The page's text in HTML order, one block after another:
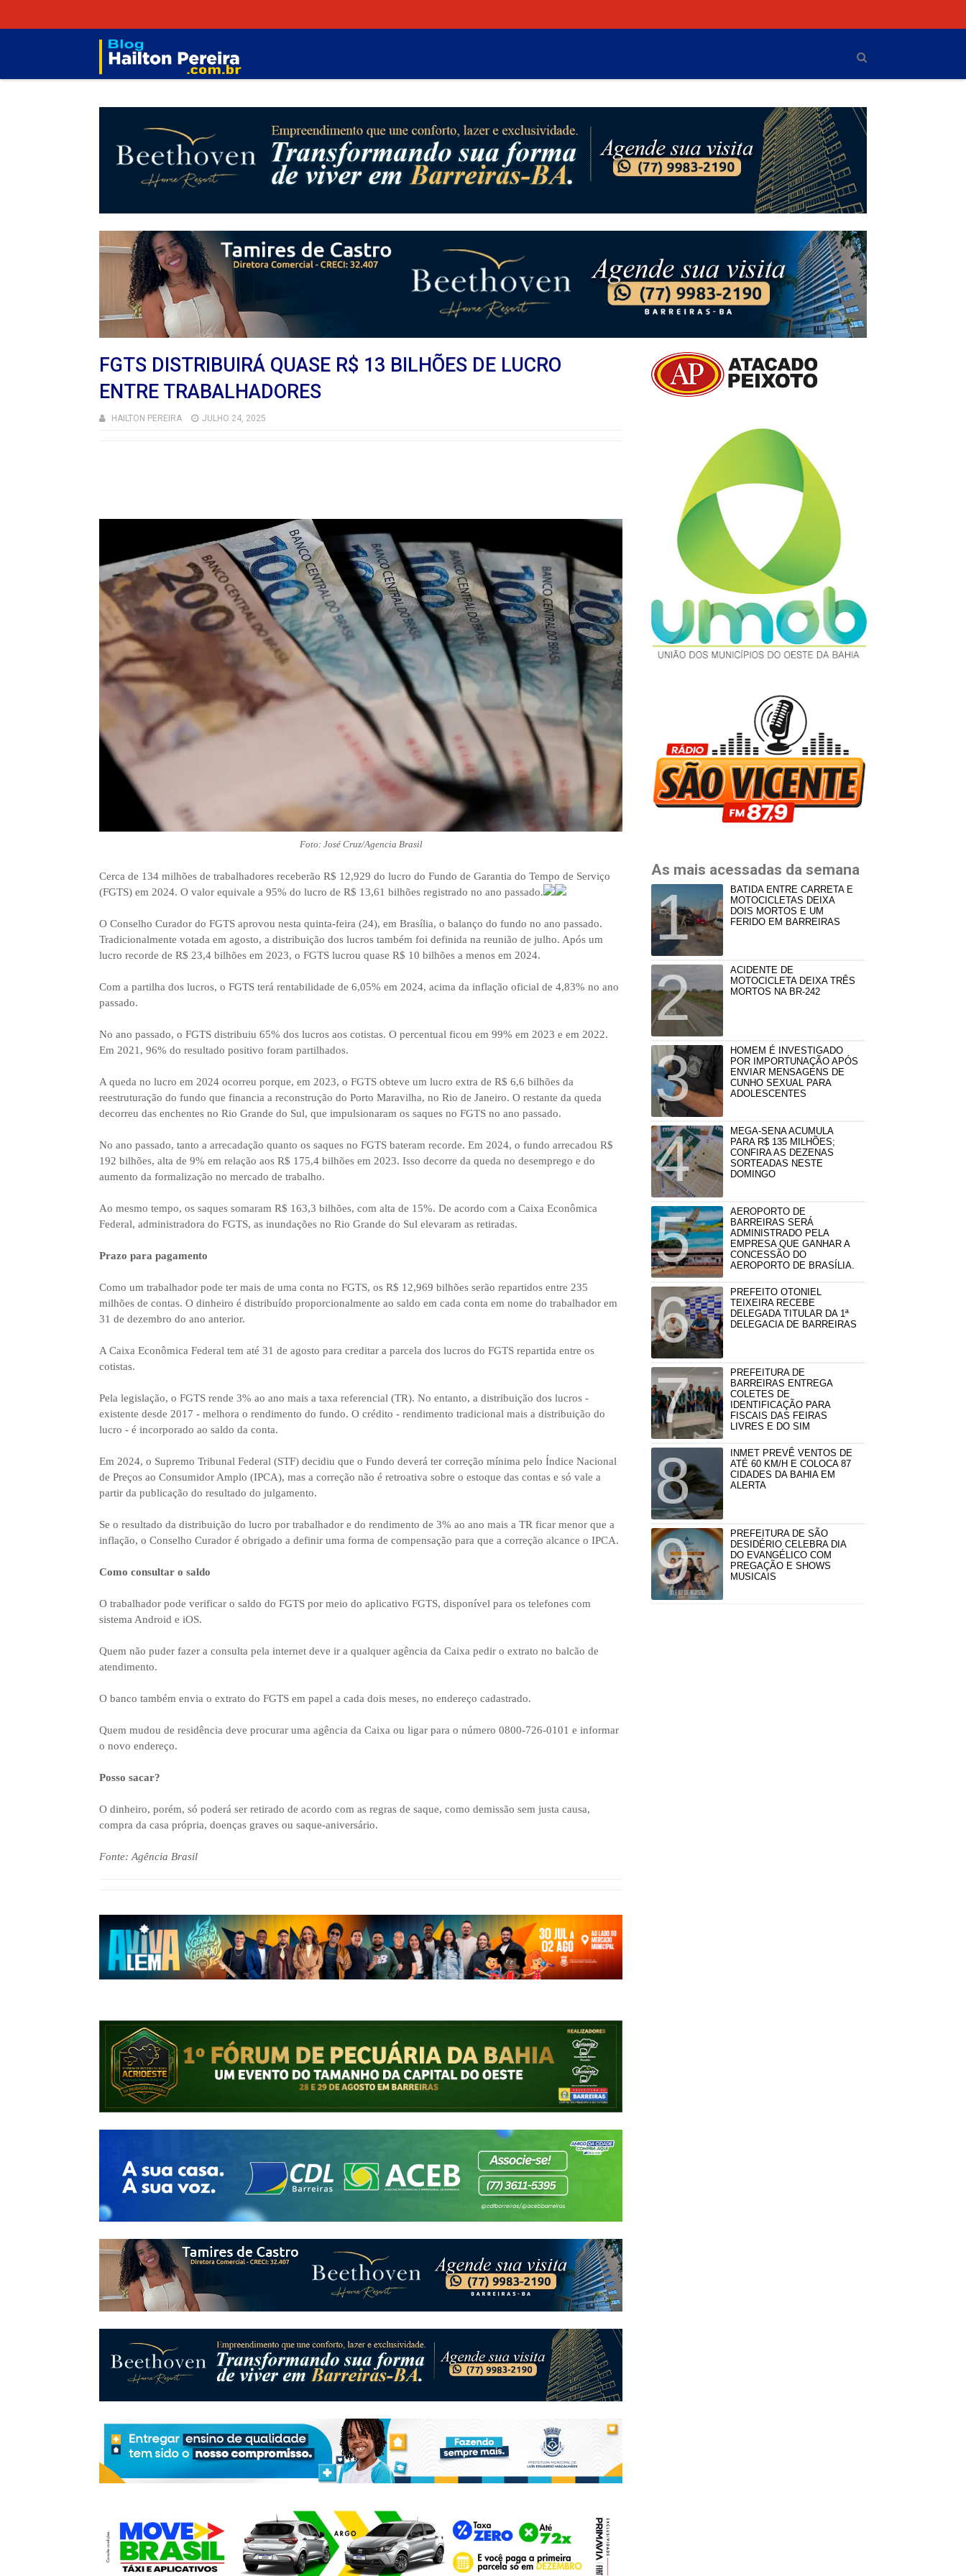
FGTS DISTRIBUIRÁ QUASE R$ 13 BILHÕES DE LUCRO
ENTRE TRABALHADORES
HAILTON PEREIRA JULHO 24, 2025
Foto: José Cruz/Agencia Brasil
Cerca de 134 milhões de trabalhadores receberão R$ 12,929 do lucro do Fundo de Garantia do Tempo de Serviço
(FGTS) em 2024. O valor equivale a 95% do lucro de R$ 13,61 bilhões registrado no ano passado.
O Conselho Curador do FGTS aprovou nesta quinta-feira (24), em Brasília, o balanço do fundo no ano passado.
Tradicionalmente votada em agosto, a distribuição dos lucros também foi definida na reunião de julho. Após um
lucro recorde de R$ 23,4 bilhões em 2023, o FGTS lucrou quase R$ 10 bilhões a menos em 2024.
Com a partilha dos lucros, o FGTS terá rentabilidade de 6,05% em 2024, acima da inflação oficial de 4,83% no ano
passado.
No ano passado, o FGTS distribuiu 65% dos lucros aos cotistas. O percentual ficou em 99% em 2023 e em 2022.
Em 2021, 96% do resultado positivo foram partilhados.
A queda no lucro em 2024 ocorreu porque, em 2023, o FGTS obteve um lucro extra de R$ 6,6 bilhões da
reestruturação do fundo que financia a reconstrução do Porto Maravilha, no Rio de Janeiro. O restante da queda
decorreu das enchentes no Rio Grande do Sul, que impulsionaram os saques no FGTS no ano passado.
No ano passado, tanto a arrecadação quanto os saques no FGTS bateram recorde. Em 2024, o fundo arrecadou R$
192 bilhões, alta de 9% em relação aos R$ 175,4 bilhões em 2023. Isso decorre da queda no desemprego e do
aumento da formalização no mercado de trabalho.
Ao mesmo tempo, os saques somaram R$ 163,3 bilhões, com alta de 15%. De acordo com a Caixa Econômica
Federal, administradora do FGTS, as inundações no Rio Grande do Sul elevaram as retiradas.
Prazo para pagamento
Como um trabalhador pode ter mais de uma conta no FGTS, os R$ 12,969 bilhões serão repartidos entre 235
milhões de contas. O dinheiro é distribuído proporcionalmente ao saldo em cada conta em nome do trabalhador em
31 de dezembro do ano anterior.
A Caixa Econômica Federal tem até 31 de agosto para creditar a parcela dos lucros do FGTS repartida entre os
cotistas.
Pela legislação, o FGTS rende 3% ao ano mais a taxa referencial (TR). No entanto, a distribuição dos lucros -
existente desde 2017 - melhora o rendimento do fundo. O crédito - rendimento tradicional mais a distribuição do
lucro - é incorporado ao saldo da conta.
Em 2024, o Supremo Tribunal Federal (STF) decidiu que o Fundo deverá ter correção mínima pelo Índice Nacional
de Preços ao Consumidor Amplo (IPCA), mas a correção não é retroativa sobre o estoque das contas e só vale a
partir da publicação do resultado do julgamento.
Se o resultado da distribuição do lucro por trabalhador e do rendimento de 3% ao ano mais a TR ficar menor que a
inflação, o Conselho Curador é obrigado a definir uma forma de compensação para que a correção alcance o IPCA.
Como consultar o saldo
O trabalhador pode verificar o saldo do FGTS por meio do aplicativo FGTS, disponível para os telefones com
sistema Android e iOS.
Quem não puder fazer a consulta pela internet deve ir a qualquer agência da Caixa pedir o extrato no balcão de
atendimento.
O banco também envia o extrato do FGTS em papel a cada dois meses, no endereço cadastrado.
Quem mudou de residência deve procurar uma agência da Caixa ou ligar para o número 0800-726-0101 e informar
o novo endereço.
Posso sacar?
O dinheiro, porém, só poderá ser retirado de acordo com as regras de saque, como demissão sem justa causa,
compra da casa própria, doenças graves ou saque-aniversário.
Fonte: Agência Brasil
As mais acessadas da semana
BATIDA ENTRE CARRETA E
MOTOCICLETAS DEIXA
DOIS MORTOS E UM
FERIDO EM BARREIRAS
ACIDENTE DE
MOTOCICLETA DEIXA TRÊS
MORTOS NA BR-242
HOMEM É INVESTIGADO
POR IMPORTUNAÇÃO APÓS
ENVIAR MENSAGENS DE
CUNHO SEXUAL PARA
ADOLESCENTES
MEGA-SENA ACUMULA
PARA R$ 135 MILHÕES;
CONFIRA AS DEZENAS
SORTEADAS NESTE
DOMINGO
AEROPORTO DE
BARREIRAS SERÁ
ADMINISTRADO PELA
EMPRESA QUE GANHAR A
CONCESSÃO DO
AEROPORTO DE BRASÍLIA.
PREFEITO OTONIEL
TEIXEIRA RECEBE
DELEGADA TITULAR DA 1ª
DELEGACIA DE BARREIRAS
PREFEITURA DE
BARREIRAS ENTREGA
COLETES DE
IDENTIFICAÇÃO PARA
FISCAIS DAS FEIRAS
LIVRES E DO SIM
INMET PREVÊ VENTOS DE
ATÉ 60 KM/H E COLOCA 87
CIDADES DA BAHIA EM
ALERTA
PREFEITURA DE SÃO
DESIDÉRIO CELEBRA DIA
DO EVANGÉLICO COM
PREGAÇÃO E SHOWS
MUSICAIS